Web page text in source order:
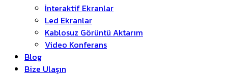
İnteraktif Ekranlar
Led Ekranlar
Kablosuz Görüntü Aktarım
Video Konferans
Blog
Bize Ulaşın